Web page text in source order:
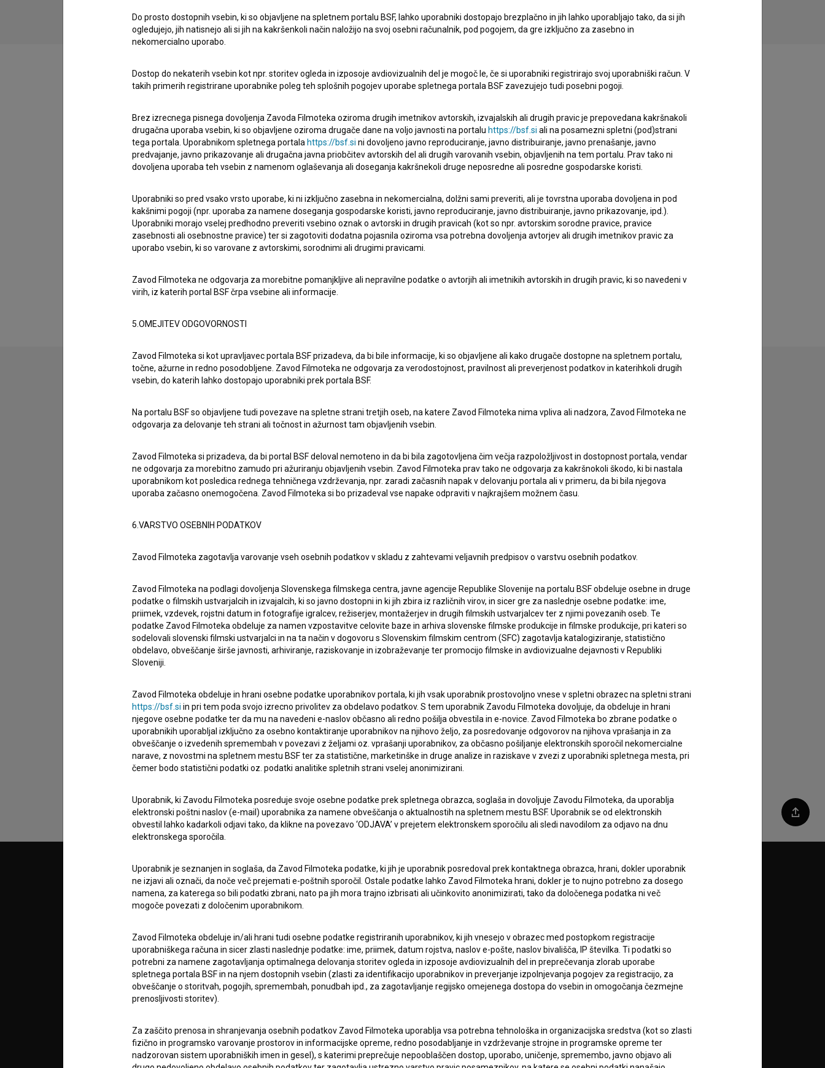
Organizacije
Razširjeni podatki
Spoštovani, s pomočjo spodnjega obrazca lahko stopite v stik z uredništvom Baze slovenskih filmov. Veseli bomo vaših odzivov.
prijavljam napako
želim dodati podatke
Sprejemamsplošne pogojein dajemsoglasjeza zbiranje, hrambo in obdelavo osebnih
podatkov.
Deli
© 2018-2026, Filmoteka,
zavod za širjenje filmske kulture
info@filmoteka.si
Tehnična pomoč: podpora@bsf.si
Mednarodna številka ISSN 2670-787X
PARTNERJI
POGOJI UPORABE
O PROJEKTU
KONTAKT
PRIJAVITE SE NA BSF NOVIČNIK:
PRIJAVA
Sprejemamsplošne pogoje in dajemsoglasjeza
zbiranje, hrambo in obdelavo osebnih podatkov.
Sledite nam na:
Do prosto dostopnih vsebin, ki so objavljene na spletnem portalu BSF, lahko uporabniki dostopajo brezplačno in jih lahko uporabljajo tako, da si jih
ogledujejo, jih natisnejo ali si jih na kakršenkoli način naložijo na svoj osebni računalnik, pod pogojem, da gre izključno za zasebno in
nekomercialno uporabo.
Dostop do nekaterih vsebin kot npr. storitev ogleda in izposoje avdiovizualnih del je mogoč le, če si uporabniki registrirajo svoj uporabniški račun. V
takih primerih registrirane uporabnike poleg teh splošnih pogojev uporabe spletnega portala BSF zavezujejo tudi posebni pogoji.
Brez izrecnega pisnega dovoljenja Zavoda Filmoteka oziroma drugih imetnikov avtorskih, izvajalskih ali drugih pravic je prepovedana kakršnakoli
drugačna uporaba vsebin, ki so objavljene oziroma drugače dane na voljo javnosti na portalu https://bsf.si ali na posamezni spletni (pod)strani
tega portala. Uporabnikom spletnega portala https://bsf.si ni dovoljeno javno reproduciranje, javno distribuiranje, javno prenašanje, javno
predvajanje, javno prikazovanje ali drugačna javna priobčitev avtorskih del ali drugih varovanih vsebin, objavljenih na tem portalu. Prav tako ni
dovoljena uporaba teh vsebin z namenom oglaševanja ali doseganja kakršnekoli druge neposredne ali posredne gospodarske koristi.
Uporabniki so pred vsako vrsto uporabe, ki ni izključno zasebna in nekomercialna, dolžni sami preveriti, ali je tovrstna uporaba dovoljena in pod
kakšnimi pogoji (npr. uporaba za namene doseganja gospodarske koristi, javno reproduciranje, javno distribuiranje, javno prikazovanje, ipd.).
Uporabniki morajo vselej predhodno preveriti vsebino oznak o avtorski in drugih pravicah (kot so npr. avtorskim sorodne pravice, pravice
zasebnosti ali osebnostne pravice) ter si zagotoviti dodatna pojasnila oziroma vsa potrebna dovoljenja avtorjev ali drugih imetnikov pravic za
uporabo vsebin, ki so varovane z avtorskimi, sorodnimi ali drugimi pravicami.
Zavod Filmoteka ne odgovarja za morebitne pomanjkljive ali nepravilne podatke o avtorjih ali imetnikih avtorskih in drugih pravic, ki so navedeni v
virih, iz katerih portal BSF črpa vsebine ali informacije.
5.OMEJITEV ODGOVORNOSTI
Zavod Filmoteka si kot upravljavec portala BSF prizadeva, da bi bile informacije, ki so objavljene ali kako drugače dostopne na spletnem portalu,
točne, ažurne in redno posodobljene. Zavod Filmoteka ne odgovarja za verodostojnost, pravilnost ali preverjenost podatkov in katerihkoli drugih
vsebin, do katerih lahko dostopajo uporabniki prek portala BSF.
Na portalu BSF so objavljene tudi povezave na spletne strani tretjih oseb, na katere Zavod Filmoteka nima vpliva ali nadzora, Zavod Filmoteka ne
odgovarja za delovanje teh strani ali točnost in ažurnost tam objavljenih vsebin.
Zavod Filmoteka si prizadeva, da bi portal BSF deloval nemoteno in da bi bila zagotovljena čim večja razpoložljivost in dostopnost portala, vendar
ne odgovarja za morebitno zamudo pri ažuriranju objavljenih vsebin. Zavod Filmoteka prav tako ne odgovarja za kakršnokoli škodo, ki bi nastala
uporabnikom kot posledica rednega tehničnega vzdrževanja, npr. zaradi začasnih napak v delovanju portala ali v primeru, da bi bila njegova
uporaba začasno onemogočena. Zavod Filmoteka si bo prizadeval vse napake odpraviti v najkrajšem možnem času.
6.VARSTVO OSEBNIH PODATKOV
Zavod Filmoteka zagotavlja varovanje vseh osebnih podatkov v skladu z zahtevami veljavnih predpisov o varstvu osebnih podatkov.
Zavod Filmoteka na podlagi dovoljenja Slovenskega filmskega centra, javne agencije Republike Slovenije na portalu BSF obdeluje osebne in druge
podatke o filmskih ustvarjalcih in izvajalcih, ki so javno dostopni in ki jih zbira iz različnih virov, in sicer gre za naslednje osebne podatke: ime,
priimek, vzdevek, rojstni datum in fotografije igralcev, režiserjev, montažerjev in drugih filmskih ustvarjalcev ter z njimi povezanih oseb. Te
podatke Zavod Filmoteka obdeluje za namen vzpostavitve celovite baze in arhiva slovenske filmske produkcije in filmske produkcije, pri kateri so
sodelovali slovenski filmski ustvarjalci in na ta način v dogovoru s Slovenskim filmskim centrom (SFC) zagotavlja katalogiziranje, statistično
obdelavo, obveščanje širše javnosti, arhiviranje, raziskovanje in izobraževanje ter promocijo filmske in avdiovizualne dejavnosti v Republiki
Sloveniji.
Zavod Filmoteka obdeluje in hrani osebne podatke uporabnikov portala, ki jih vsak uporabnik prostovoljno vnese v spletni obrazec na spletni strani
https://bsf.si in pri tem poda svojo izrecno privolitev za obdelavo podatkov. S tem uporabnik Zavodu Filmoteka dovoljuje, da obdeluje in hrani
njegove osebne podatke ter da mu na navedeni e-naslov občasno ali redno pošilja obvestila in e-novice. Zavod Filmoteka bo zbrane podatke o
uporabnikih uporabljal izključno za osebno kontaktiranje uporabnikov na njihovo željo, za posredovanje odgovorov na njihova vprašanja in za
obveščanje o izvedenih spremembah v povezavi z željami oz. vprašanji uporabnikov, za občasno pošiljanje elektronskih sporočil nekomercialne
narave, z novostmi na spletnem mestu BSF ter za statistične, marketinške in druge analize in raziskave v zvezi z uporabniki spletnega mesta, pri
čemer bodo statistični podatki oz. podatki analitike spletnih strani vselej anonimizirani.
Uporabnik, ki Zavodu Filmoteka posreduje svoje osebne podatke prek spletnega obrazca, soglaša in dovoljuje Zavodu Filmoteka, da uporablja
elektronski poštni naslov (e-mail) uporabnika za namene obveščanja o aktualnostih na spletnem mestu BSF. Uporabnik se od elektronskih
obvestil lahko kadarkoli odjavi tako, da klikne na povezavo ‘ODJAVA’ v prejetem elektronskem sporočilu ali sledi navodilom za odjavo na dnu
elektronskega sporočila.
Uporabnik je seznanjen in soglaša, da Zavod Filmoteka podatke, ki jih je uporabnik posredoval prek kontaktnega obrazca, hrani, dokler uporabnik
ne izjavi ali označi, da noče več prejemati e-poštnih sporočil. Ostale podatke lahko Zavod Filmoteka hrani, dokler je to nujno potrebno za dosego
namena, za katerega so bili podatki zbrani, nato pa jih mora trajno izbrisati ali učinkovito anonimizirati, tako da določenega podatka ni več
mogoče povezati z določenim uporabnikom.
Zavod Filmoteka obdeluje in/ali hrani tudi osebne podatke registriranih uporabnikov, ki jih vnesejo v obrazec med postopkom registracije
uporabniškega računa in sicer zlasti naslednje podatke: ime, priimek, datum rojstva, naslov e-pošte, naslov bivališča, IP številka. Ti podatki so
potrebni za namene zagotavljanja optimalnega delovanja storitev ogleda in izposoje avdiovizualnih del in preprečevanja zlorab uporabe
spletnega portala BSF in na njem dostopnih vsebin (zlasti za identifikacijo uporabnikov in preverjanje izpolnjevanja pogojev za registracijo, za
obveščanje o storitvah, pogojih, spremembah, ponudbah ipd., za zagotavljanje regijsko omejenega dostopa do vsebin in omogočanja čezmejne
prenosljivosti storitev).
Za zaščito prenosa in shranjevanja osebnih podatkov Zavod Filmoteka uporablja vsa potrebna tehnološka in organizacijska sredstva (kot so zlasti
fizično in programsko varovanje prostorov in informacijske opreme, redno posodabljanje in vzdrževanje strojne in programske opreme ter
nadzorovan sistem uporabniških imen in gesel), s katerimi preprečuje nepooblaščen dostop, uporabo, uničenje, spremembo, javno objavo ali